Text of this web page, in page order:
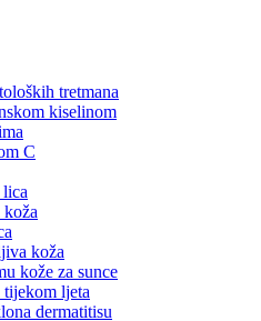
tretmana
kiselinom
C
lica
koža
kože za sunce
ljeta
dermatitisu